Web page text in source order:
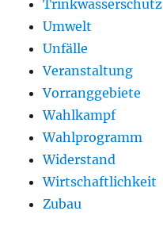
Trinkwasserschutz
Umwelt
Unfälle
Veranstaltung
Vorranggebiete
Wahlkampf
Wahlprogramm
Widerstand
Wirtschaftlichkeit
Zubau